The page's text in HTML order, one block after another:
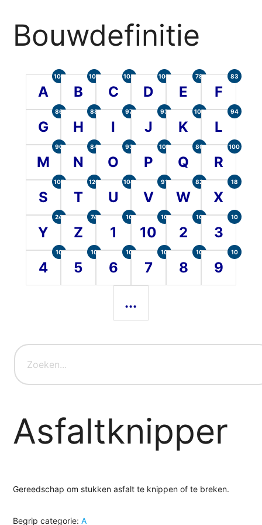
Bouwdefinitie
A
105
B
107
C
104
D
100
E
78
F
83
G
86
H
88
I
97
J
93
K
101
L
94
M
90
N
84
O
93
P
101
Q
80
R
100
S
107
T
120
U
104
V
91
W
82
X
18
Y
24
Z
74
1
10
10
10
2
10
3
10
4
10
5
10
6
10
7
10
8
10
9
10
...
Asfaltknipper
Gereedschap om stukken asfalt te knippen of te breken.
Begrip categorie:A